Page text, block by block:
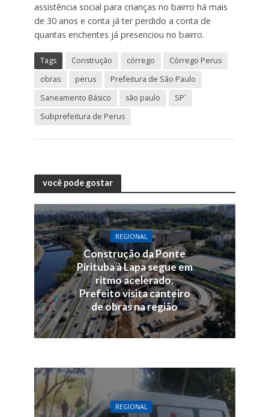
assistência social para crianças no bairro há mais
de 30 anos e conta já ter perdido a conta de
quantas enchentes já presenciou no bairro.
Tags Construção córrego
Córrego Perus
obras
perus
Prefeitura de São Paulo
Saneamento Básico
são paulo
SP´
Subprefeitura de Perus
você pode gostar
REGIONAL
Construção da Ponte
Pirituba à Lapa segue em
ritmo acelerado.
Prefeito visita canteiro
de obras na região
REGIONAL